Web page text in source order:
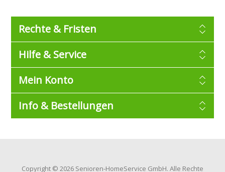
Rechte & Fristen
Hilfe & Service
Mein Konto
Info & Bestellungen
Copyright © 2026 Senioren-HomeService GmbH. Alle Rechte